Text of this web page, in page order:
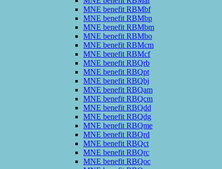
MNE benefit RBMbf
MNE benefit RBMbp
MNE benefit RBMbm
MNE benefit RBMbo
MNE benefit RBMcm
MNE benefit RBMcf
MNE benefit RBQrb
MNE benefit RBQpt
MNE benefit RBQbj
MNE benefit RBQam
MNE benefit RBQcm
MNE benefit RBQdd
MNE benefit RBQdg
MNE benefit RBQme
MNE benefit RBQrd
MNE benefit RBQct
MNE benefit RBQrc
MNE benefit RBQoc